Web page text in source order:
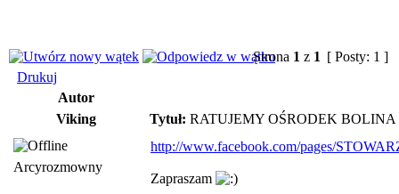
Strona 1 z 1 [ Posty: 1 ]
Drukuj
Autor
Viking
Tytuł: RATUJEMY OŚRODEK BOLINA
Arcyrozmowny
http://www.facebook.com/pages/
Zapraszam